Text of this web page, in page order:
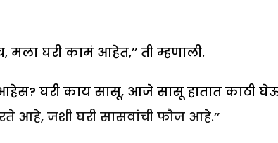
घरी कामं आहेत,’’ ती म्हणाली.
घरी काय सासू, आजे सासू हातात काठी
आहे, जशी घरी सासवांची फौज आहे.’’